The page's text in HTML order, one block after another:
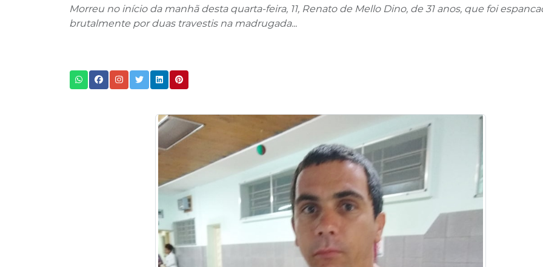
Morreu no início da manhã desta quarta-feira, 11, Renato de Mello Dino, de 31 anos, que foi
brutalmente por duas travestis na madrugada...